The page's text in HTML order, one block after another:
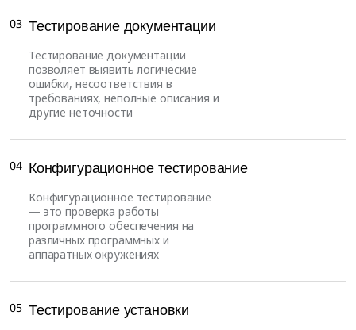
Тестирование документации
Тестирование документации
позволяет выявить логические
ошибки, несоответствия в
требованиях, неполные описания и
другие неточности
03
Конфигурационное тестирование
Конфигурационное тестирование
— это проверка работы
программного обеспечения на
различных программных и
аппаратных окружениях
04
Тестирование установки
05